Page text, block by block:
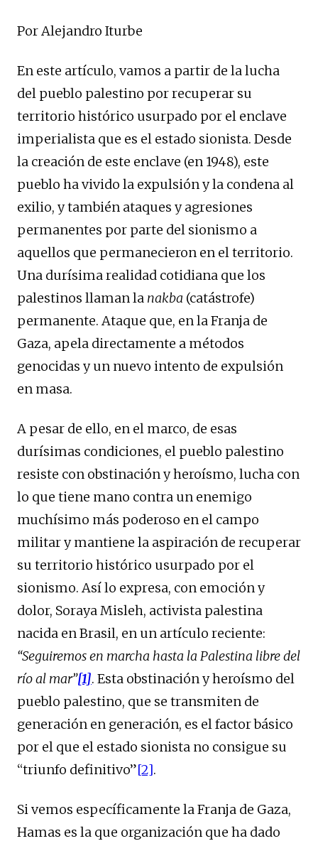
Por Alejandro Iturbe
En este artículo, vamos a partir de la lucha
del pueblo palestino por recuperar su
territorio histórico usurpado por el enclave
imperialista que es el estado sionista. Desde
la creación de este enclave (en 1948), este
pueblo ha vivido la expulsión y la condena al
exilio, y también ataques y agresiones
permanentes por parte del sionismo a
aquellos que permanecieron en el territorio.
Una durísima realidad cotidiana que los
palestinos llaman la nakba (catástrofe)
permanente. Ataque que, en la Franja de
Gaza, apela directamente a métodos
genocidas y un nuevo intento de expulsión
en masa.
A pesar de ello, en el marco, de esas
durísimas condiciones, el pueblo palestino
resiste con obstinación y heroísmo, lucha con
lo que tiene mano contra un enemigo
muchísimo más poderoso en el campo
militar y mantiene la aspiración de recuperar
su territorio histórico usurpado por el
sionismo. Así lo expresa, con emoción y
dolor, Soraya Misleh, activista palestina
nacida en Brasil, en un artículo reciente:
“Seguiremos en marcha hasta la Palestina libre del
río al mar”[1]. Esta obstinación y heroísmo del
pueblo palestino, que se transmiten de
generación en generación, es el factor básico
por el que el estado sionista no consigue su
“triunfo definitivo”[2].
Si vemos específicamente la Franja de Gaza,
Hamas es la que organización que ha dado